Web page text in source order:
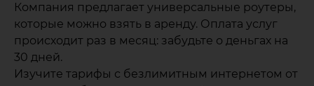
Компания предлагает универсальные роутеры,
которые можно взять в аренду. Оплата услуг
происходит раз в месяц: забудьте о деньгах на
30 дней.
Изучите тарифы с безлимитным интернетом от